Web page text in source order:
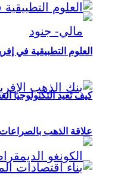
كيف تعيد التكنولوجيا
العلوم التطبيقية في
علاقة الذهب بالصراعات